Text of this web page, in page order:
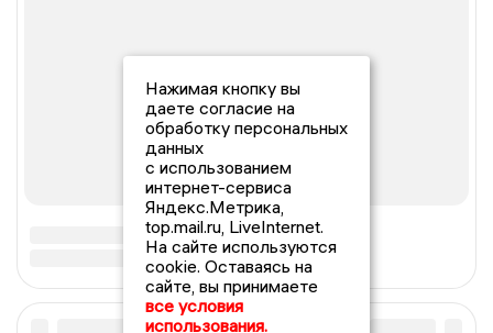
Нажимая кнопку вы
даете согласие на
обработку персональных
данных
с использованием
интернет-сервиса
Яндекс.Метрика,
top.mail.ru, LiveInternet.
На сайте используются
cookie. Оставаясь на
сайте, вы принимаете
все условия
использования.